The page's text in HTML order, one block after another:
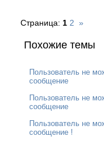
Страница: 1 2 »
Похожие темы
Пользователь не
сообщение
Пользователь не
сообщение
Пользователь не
сообщение !